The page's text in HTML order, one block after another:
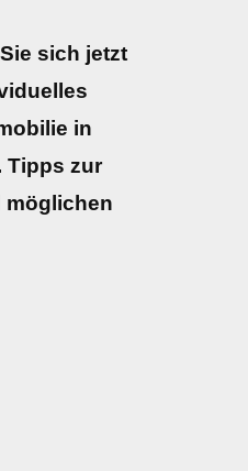
sich jetzt
in
Tipps zur
möglichen